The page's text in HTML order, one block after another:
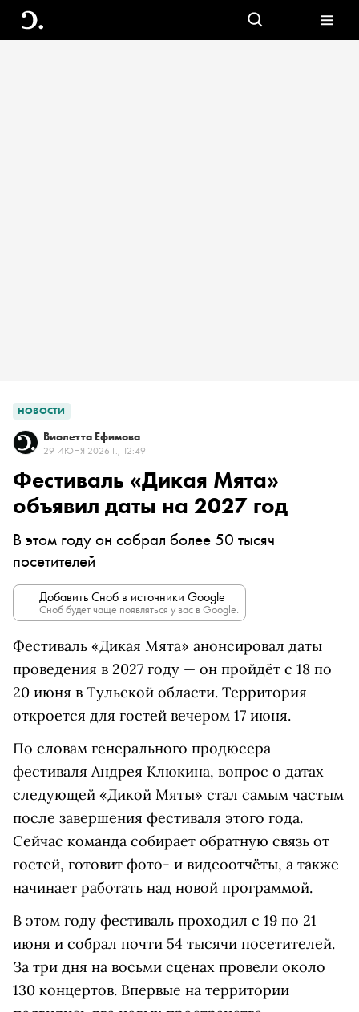
НОВОСТИ
Виолетта Ефимова
29 ИЮНЯ 2026 Г., 12:49
Фестиваль «Дикая Мята»
объявил даты на 2027 год
В этом году он собрал более 50 тысяч
посетителей
Добавить Сноб в источники Google
Сноб будет чаще появляться у вас в Google.
Фестиваль «Дикая Мята» анонсировал даты
проведения в 2027 году — он пройдёт с 18 по
20 июня в Тульской области. Территория
откроется для гостей вечером 17 июня.
По словам генерального продюсера
фестиваля Андрея Клюкина, вопрос о датах
следующей «Дикой Мяты» стал самым частым
после завершения фестиваля этого года.
Сейчас команда собирает обратную связь от
гостей, готовит фото- и видеоотчёты, а также
начинает работать над новой программой.
В этом году фестиваль проходил с 19 по 21
июня и собрал почти 54 тысячи посетителей.
За три дня на восьми сценах провели около
130 концертов. Впервые на территории